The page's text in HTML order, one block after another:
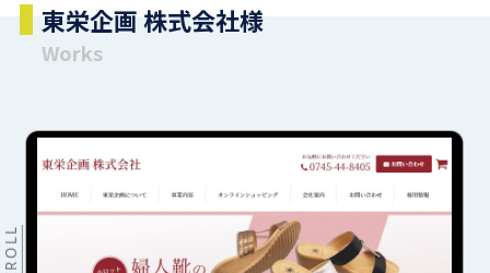
東栄企画 株式会社様
Works